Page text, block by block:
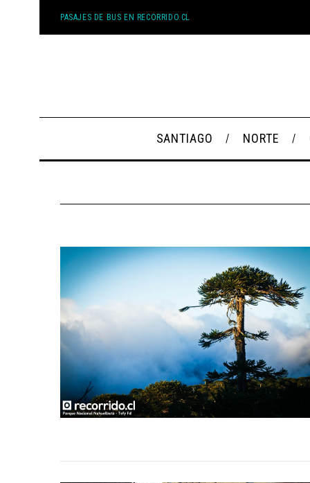
PASAJES DE BUS EN RECORRIDO.CL
SANTIAGO NORTE